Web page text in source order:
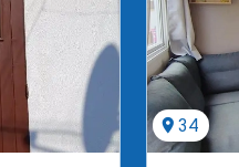
location_on 34